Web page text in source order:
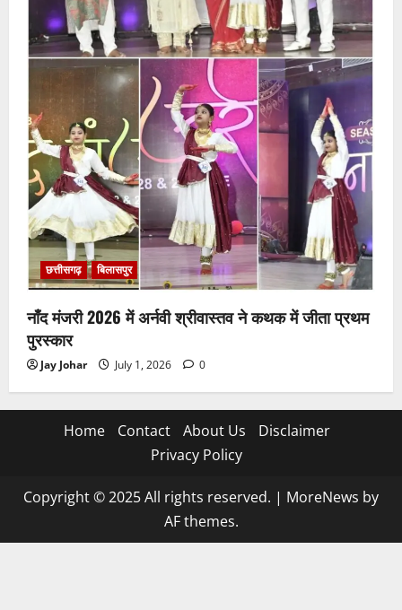
छत्तीसगढ़ बिलासपुर
नाँद मंजरी 2026 में अर्नवी श्रीवास्तव ने कथक में जीता प्रथम
पुरस्कार
Jay Johar July 1, 2026 0
Home Contact About Us
Disclaimer
Privacy Policy
Copyright © 2025 All rights reserved. | MoreNews by
AF themes.